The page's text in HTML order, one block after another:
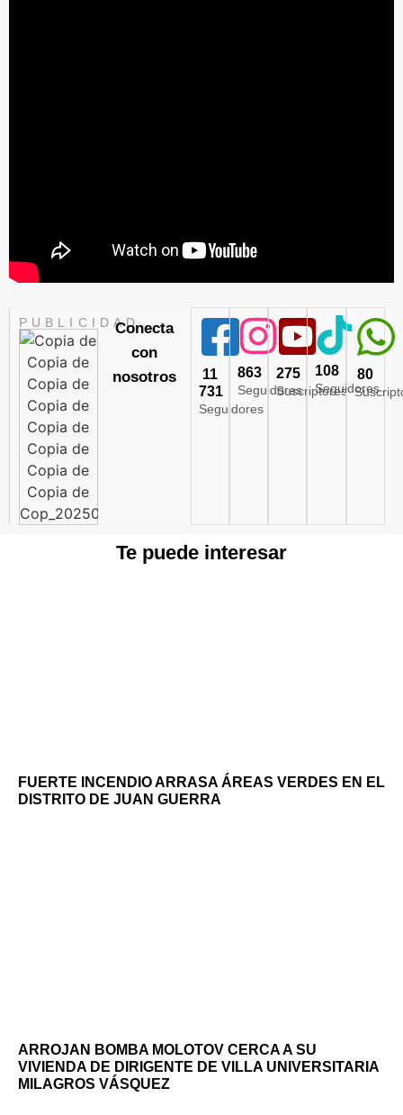
PUBLICIDADConecta
con
nosotros
11
731
Seguidores
863
Seguidores
275
Suscriptores
108
Seguidores
80
Te puede interesar
FUERTE INCENDIO ARRASA ÁREAS VERDES EN EL
DISTRITO DE JUAN GUERRA
ARROJAN BOMBA MOLOTOV CERCA A SU
VIVIENDA DE DIRIGENTE DE VILLA UNIVERSITARIA
MILAGROS VÁSQUEZ